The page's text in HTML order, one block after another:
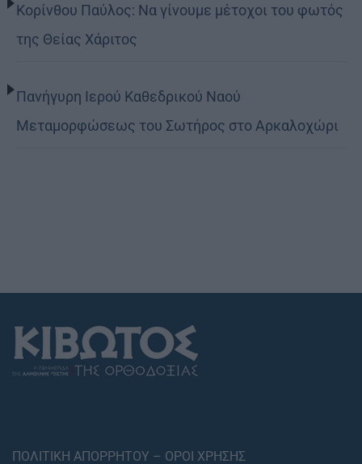
Κορίνθου Παύλος: Να γίνουμε μέτοχοι του φωτός
της Θείας Χάριτος
Πανήγυρη Ιερού Καθεδρικού Ναού
Μεταμορφώσεως του Σωτήρος στο Αρκαλοχώρι
ΠΟΛΙΤΙΚΗ ΑΠΟΡΡΗΤΟΥ – ΟΡΟΙ ΧΡΗΣΗΣ